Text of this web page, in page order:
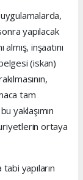
yapılacak
inşaatını
(iskan)
tam
yaklaşımın
ortaya
yapıların